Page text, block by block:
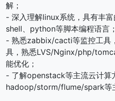
解；
- 深入理解linux系统，具有丰
shell、python等脚本编程语言
- 熟悉zabbix/cacti等监控工具
具，熟悉LVS/Nginx/php/
能优化；
- 了解openstack等主流云计算
hadoop/storm/flume/spark等